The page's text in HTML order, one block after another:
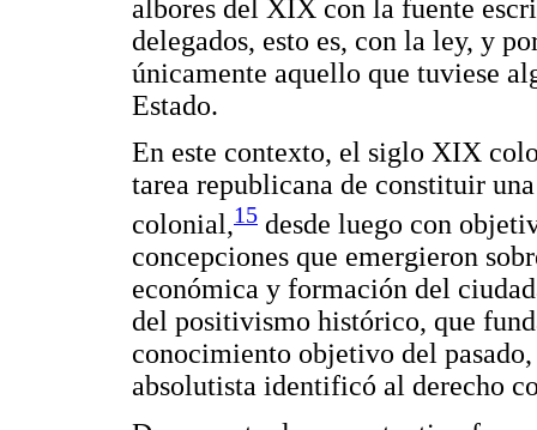
albores del XIX con la fuente
delegados, esto es, con la ley, y
únicamente aquello que tuviese
Estado.
En este contexto, el siglo XIX
tarea republicana de constituir
colonial,15 desde luego con
concepciones que emergieron
económica y formación del
del positivismo histórico, que
conocimiento objetivo del
absolutista identificó al derecho